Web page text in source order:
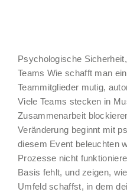
Psychologische
Teams Wie schafft man
Teammitglieder mutig,
Viele Teams stecken in
Zusammenarbeit
Veränderung beginnt mit
diesem Event beleuchten
Prozesse nicht
Basis fehlt, und zeigen,
Umfeld schaffst, in dem